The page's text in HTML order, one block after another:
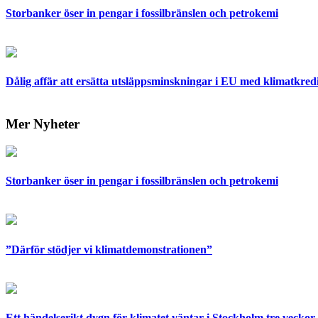
Storbanker öser in pengar i fossilbränslen och petrokemi
Dålig affär att ersätta utsläppsminskningar i EU med
Mer Nyheter
Storbanker öser in pengar i fossilbränslen och petrokemi
”Därför stödjer vi klimatdemonstrationen”